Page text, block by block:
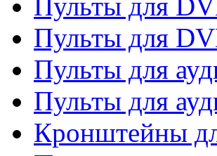
Пульты для
Пульты для
Пульты для
Кронштейны